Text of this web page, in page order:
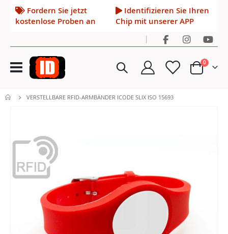
Fordern Sie jetzt
kostenlose Proben an
Identifizieren Sie Ihren
Chip mit unserer APP
|
Navigation
umschalten Cart
0Artikel
VERSTELLBARE RFID-ARMBÄNDER ICODE SLIX ISO 15693
Bildgalerie